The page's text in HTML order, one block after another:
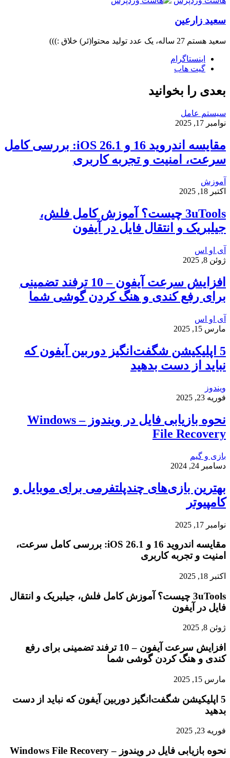
سعید زارعین
سعید هستم 27 ساله، یک عدد تولید محتوا(ئر) خلاق :)))
اینستاگرام
گیت ‌هاب
بعدی را بخوانید
سیستم عامل
نوامبر 17, 2025
مقایسه اندروید 16 و iOS 26.1: بررسی کامل
سرعت، امنیت و تجربه کاربری
آموزش
اکتبر 18, 2025
3uTools چیست؟ آموزش کامل فلش،
جیلبریک و انتقال فایل در آیفون
آی او اس
ژوئن 8, 2025
افزایش سرعت آیفون – 10 ترفند تضمینی
برای رفع کندی و هنگ کردن گوشی شما
آی او اس
مارس 15, 2025
5 اپلیکیشن شگفت‌انگیز دوربین آیفون که
نباید از دست بدهید
ویندوز
فوریه 23, 2025
نحوه بازیابی فایل در ویندوز – Windows
File Recovery
بازی و گیم
دسامبر 24, 2024
بهترین بازی‌های چندپلتفرمی برای موبایل و
کامپیوتر
نوامبر 17, 2025
مقایسه اندروید 16 و iOS 26.1: بررسی کامل سرعت،
امنیت و تجربه کاربری
اکتبر 18, 2025
3uTools چیست؟ آموزش کامل فلش، جیلبریک و انتقال
فایل در آیفون
ژوئن 8, 2025
افزایش سرعت آیفون – 10 ترفند تضمینی برای رفع
کندی و هنگ کردن گوشی شما
مارس 15, 2025
5 اپلیکیشن شگفت‌انگیز دوربین آیفون که نباید از دست
بدهید
فوریه 23, 2025
نحوه بازیابی فایل در ویندوز – Windows File Recovery